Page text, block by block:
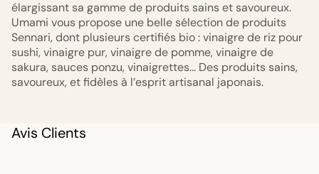
élargissant sa gamme de produits sains et savoureux.
Umami vous propose une belle sélection de produits
Sennari, dont plusieurs certifiés bio : vinaigre de riz pour
sushi, vinaigre pur, vinaigre de pomme, vinaigre de
sakura, sauces ponzu, vinaigrettes... Des produits sains,
savoureux, et fidèles à l’esprit artisanal japonais.
Avis Clients